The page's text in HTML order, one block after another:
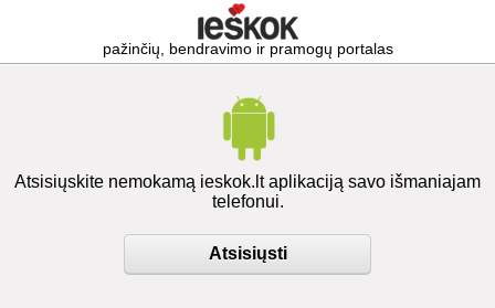
pažinčių, bendravimo ir pramogų portalas
Atsisiųskite nemokamą ieskok.lt aplikaciją savo išmaniajam
telefonui.
Atsisiųsti